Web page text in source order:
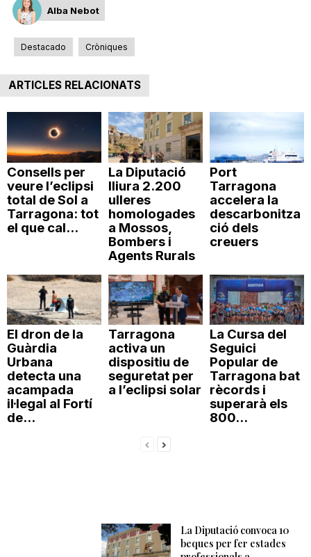
Alba Nebot
Destacado Cròniques
ARTICLES RELACIONATS
Consells per
veure l’eclipsi
total de Sol a
Tarragona: tot
el que cal...
La Diputació
lliura 2.200
ulleres
homologades
a Mossos,
Bombers i
Agents Rurals
Port
Tarragona
accelera la
descarbonitza
ció dels
creuers
El dron de la
Guàrdia
Urbana
detecta una
acampada
il·legal al Fortí
de...
Tarragona
activa un
dispositiu de
seguretat per
a l’eclipsi solar
La Cursa del
Seguici
Popular de
Tarragona bat
rècords i
superarà els
800...